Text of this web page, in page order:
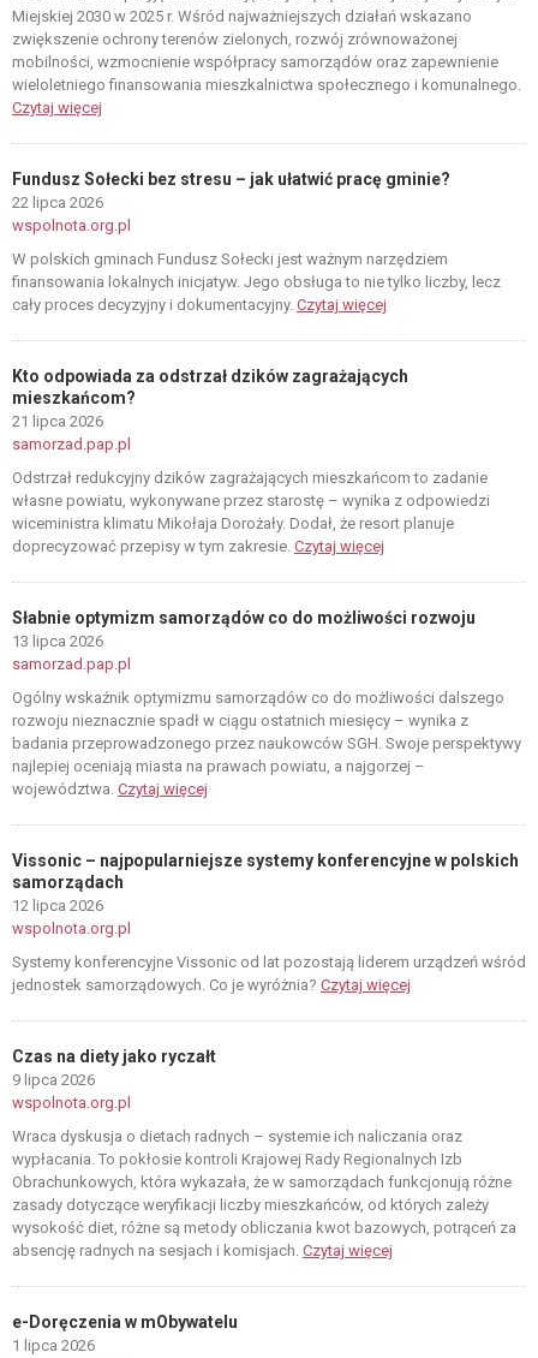
Miejskiej 2030 w 2025 r. Wśród najważniejszych działań wskazano
zwiększenie ochrony terenów zielonych, rozwój zrównoważonej
mobilności, wzmocnienie współpracy samorządów oraz zapewnienie
wieloletniego finansowania mieszkalnictwa społecznego i komunalnego.
Czytaj więcej
Fundusz Sołecki bez stresu – jak ułatwić pracę gminie?
22 lipca 2026
wspolnota.org.pl
W polskich gminach Fundusz Sołecki jest ważnym narzędziem
finansowania lokalnych inicjatyw. Jego obsługa to nie tylko liczby, lecz
cały proces decyzyjny i dokumentacyjny. Czytaj więcej
Kto odpowiada za odstrzał dzików zagrażających
mieszkańcom?
21 lipca 2026
samorzad.pap.pl
Odstrzał redukcyjny dzików zagrażających mieszkańcom to zadanie
własne powiatu, wykonywane przez starostę – wynika z odpowiedzi
wiceministra klimatu Mikołaja Dorożały. Dodał, że resort planuje
doprecyzować przepisy w tym zakresie. Czytaj więcej
Słabnie optymizm samorządów co do możliwości rozwoju
13 lipca 2026
samorzad.pap.pl
Ogólny wskaźnik optymizmu samorządów co do możliwości dalszego
rozwoju nieznacznie spadł w ciągu ostatnich miesięcy – wynika z
badania przeprowadzonego przez naukowców SGH. Swoje perspektywy
najlepiej oceniają miasta na prawach powiatu, a najgorzej –
województwa. Czytaj więcej
Vissonic – najpopularniejsze systemy konferencyjne w polskich
samorządach
12 lipca 2026
wspolnota.org.pl
Systemy konferencyjne Vissonic od lat pozostają liderem urządzeń wśród
jednostek samorządowych. Co je wyróżnia? Czytaj więcej
Czas na diety jako ryczałt
9 lipca 2026
wspolnota.org.pl
Wraca dyskusja o dietach radnych – systemie ich naliczania oraz
wypłacania. To pokłosie kontroli Krajowej Rady Regionalnych Izb
Obrachunkowych, która wykazała, że w samorządach funkcjonują różne
zasady dotyczące weryfikacji liczby mieszkańców, od których zależy
wysokość diet, różne są metody obliczania kwot bazowych, potrąceń za
absencję radnych na sesjach i komisjach. Czytaj więcej
e-Doręczenia w mObywatelu
1 lipca 2026